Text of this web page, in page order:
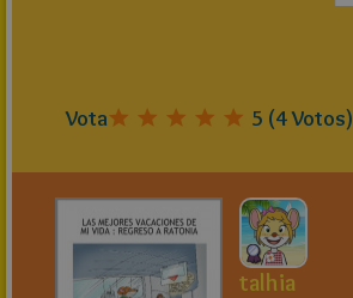
Vota 5 (4Votos)
talhia